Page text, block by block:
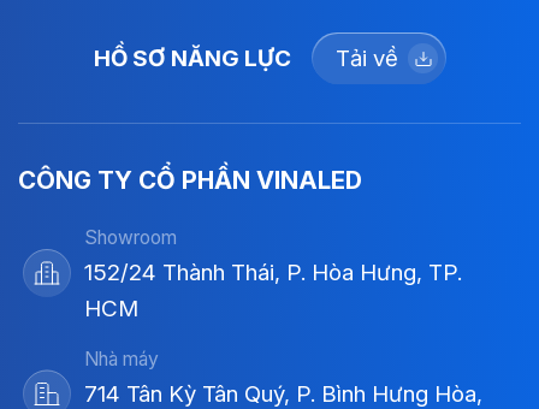
HỒ SƠ NĂNG LỰC Tải về
CÔNG TY CỔ PHẦN VINALED
Showroom
152/24 Thành Thái, P. Hòa Hưng, TP.
HCM
Nhà máy
714 Tân Kỳ Tân Quý, P. Bình Hưng Hòa,